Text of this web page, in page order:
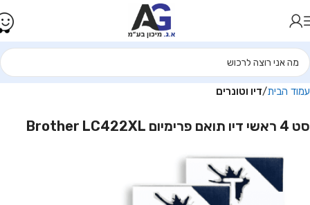
עמוד הבית דיו וטונרים
סט 4 ראשי דיו תואם פרימיום Brother LC422XL